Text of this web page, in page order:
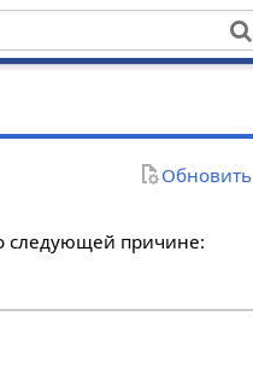
Обновить
следующей причине: